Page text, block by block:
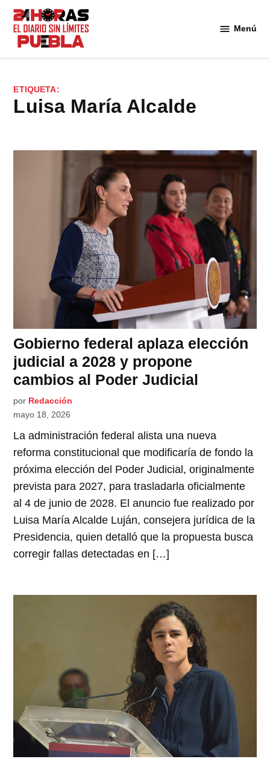
Saltar
contenido
Menú
ETIQUETA:
Luisa María Alcalde
Gobierno federal aplaza elección
judicial a 2028 y propone
cambios al Poder Judicial
por Redacción
mayo 18, 2026
La administración federal alista una nueva
reforma constitucional que modificaría de fondo la
próxima elección del Poder Judicial, originalmente
prevista para 2027, para trasladarla oficialmente
al 4 de junio de 2028. El anuncio fue realizado por
Luisa María Alcalde Luján, consejera jurídica de la
Presidencia, quien detalló que la propuesta busca
corregir fallas detectadas en […]